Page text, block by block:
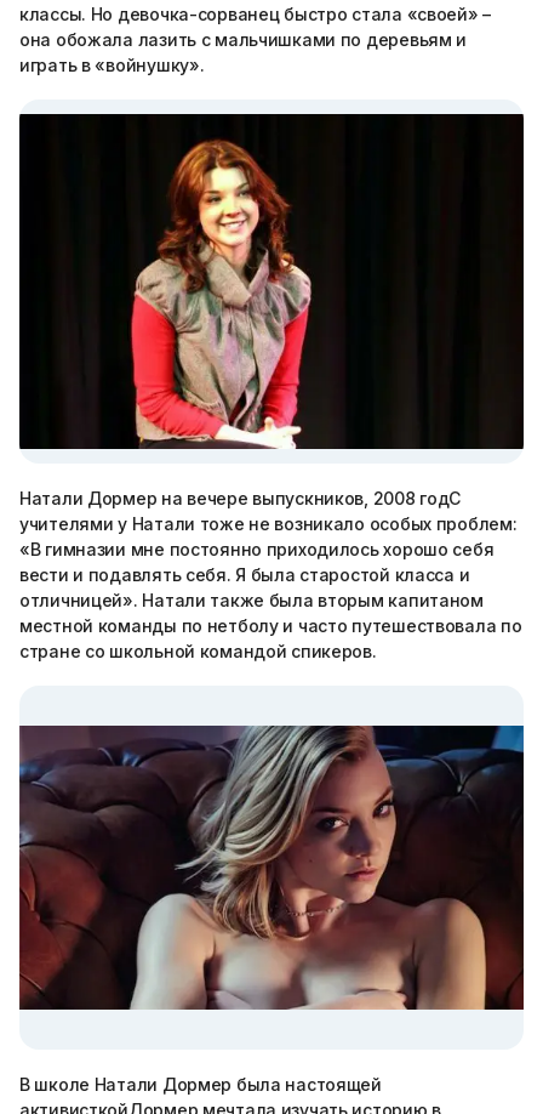
классы. Но девочка-сорванец быстро стала «своей» –
она обожала лазить с мальчишками по деревьям и
играть в «войнушку».
Натали Дормер на вечере выпускников, 2008 годС
учителями у Натали тоже не возникало особых проблем:
«В гимназии мне постоянно приходилось хорошо себя
вести и подавлять себя. Я была старостой класса и
отличницей». Натали также была вторым капитаном
местной команды по нетболу и часто путешествовала по
стране со школьной командой спикеров.
В школе Натали Дормер была настоящей
активисткойДормер мечтала изучать историю в